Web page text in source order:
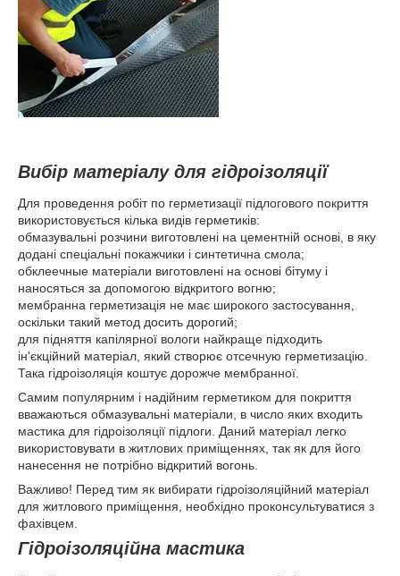
Вибір матеріалу для гідроізоляції
Для проведення робіт по герметизації підлогового покриття
використовується кілька видів герметиків:
обмазувальні розчини виготовлені на цементній основі, в яку
додані спеціальні покажчики і синтетична смола;
обклеечные матеріали виготовлені на основі бітуму і
наносяться за допомогою відкритого вогню;
мембранна герметизація не має широкого застосування,
оскільки такий метод досить дорогий;
для підняття капілярної вологи найкраще підходить
ін'єкційний матеріал, який створює отсечную герметизацію.
Така гідроізоляція коштує дорожче мембранної.
Самим популярним і надійним герметиком для покриття
вважаються обмазувальні матеріали, в число яких входить
мастика для гідроізоляції підлоги. Даний матеріал легко
використовувати в житлових приміщеннях, так як для його
нанесення не потрібно відкритий вогонь.
Важливо! Перед тим як вибирати гідроізоляційний матеріал
для житлового приміщення, необхідно проконсультуватися з
фахівцем.
Гідроізоляційна мастика